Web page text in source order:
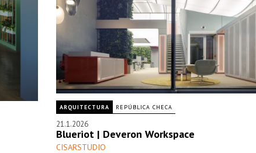
ARQUITECTURA REPÚBLICA CHECA
21.1.2026
Blueriot | Deveron Workspace
CISARSTUDIO